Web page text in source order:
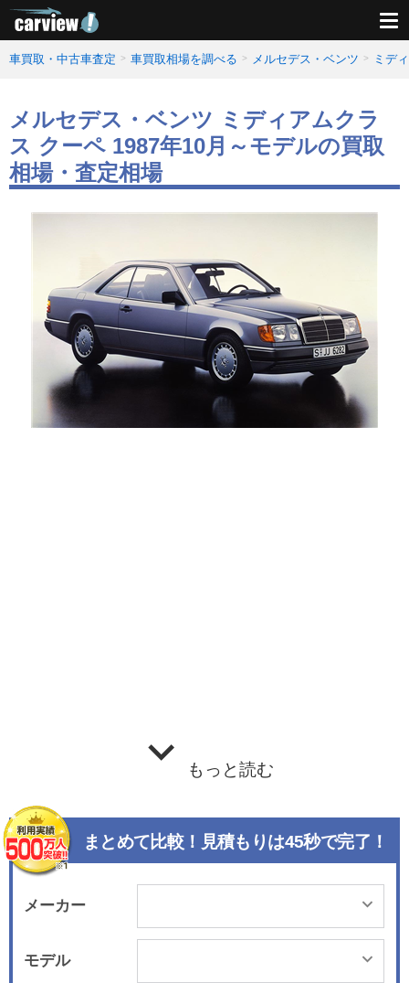
車買取・中古車査定 車買取相場を調べる メルセデス・ベンツ ミデ
メルセデス・ベンツ ミディアムクラ
ス クーペ 1987年10月～モデルの買取
相場・査定相場
もっと読む
まとめて比較！見積もりは45秒で完了！
メーカー
モデル